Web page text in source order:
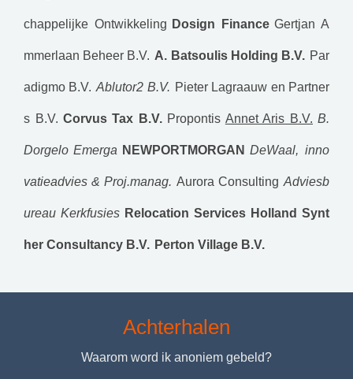
chappelijke Ontwikkeling Dosign Finance Gertjan A
mmerlaan Beheer B.V. A. Batsoulis Holding B.V. Par
adigmo B.V. Ablutor2 B.V. Pieter Lagraauw en Partner
s B.V. Corvus Tax B.V. Propontis Annet Aris B.V. B.
Dorgelo Emerga NEWPORTMORGAN DeWaal, inno
vatieadvies & Proj.manag. Aurora Consulting Adviesb
ureau Kerkfusies Relocation Services Holland Synt
her Consultancy B.V. Perton Village B.V.
Achterhalen
Waarom word ik anoniem gebeld?